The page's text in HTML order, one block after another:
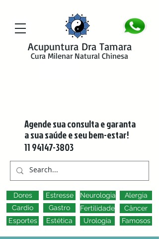
Acupuntura Dra Tamara
Cura Milenar Natural Chinesa
Agende sua consulta e garanta
a sua saúde e seu bem-estar!
11 94147-3803
Dores
Cardio
Esportes
Estresse
Gastro
Estética
Neurologia
Fertilidade
Urologia
Alergia
Câncer
Famosos